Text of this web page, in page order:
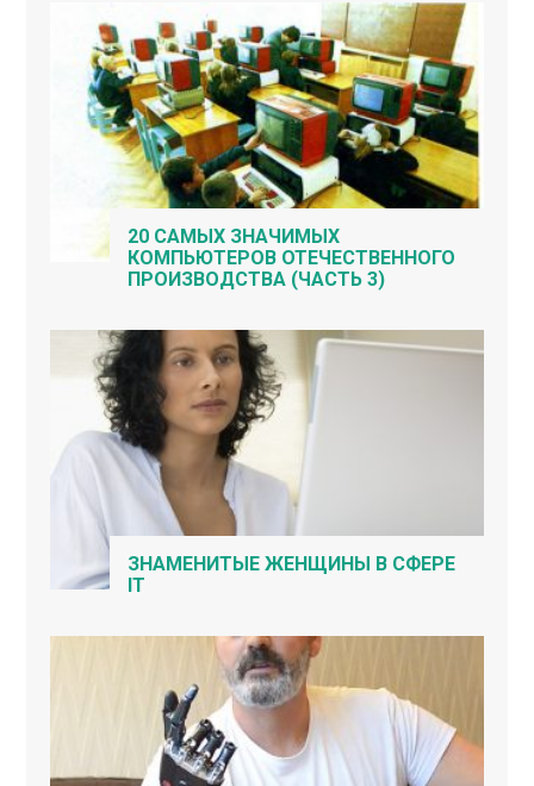
20 САМЫХ ЗНАЧИМЫХ
КОМПЬЮТЕРОВ ОТЕЧЕСТВЕННОГО
ПРОИЗВОДСТВА (ЧАСТЬ 3)
ЗНАМЕНИТЫЕ ЖЕНЩИНЫ В СФЕРЕ
IT